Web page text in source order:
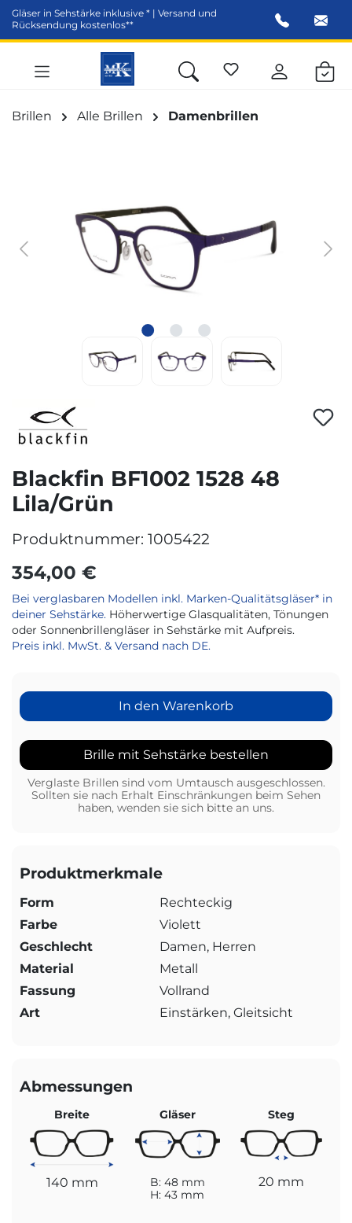
springen
Gläser in Sehstärke inklusive * | Versand und
Rücksendung kostenlos**
Brillen Alle Brillen Damenbrillen
Blackfin BF1002 1528 48
Lila/Grün
Produktnummer: 1005422
354,00 €
Bei verglasbaren Modellen inkl. Marken-Qualitätsgläser* in
deiner Sehstärke. Höherwertige Glasqualitäten, Tönungen
oder Sonnenbrillengläser in Sehstärke mit Aufpreis.
Preis inkl. MwSt. & Versand nach DE.
In den Warenkorb
Brille mit Sehstärke bestellen
Verglaste Brillen sind vom Umtausch ausgeschlossen.
Sollten sie nach Erhalt Einschränkungen beim Sehen
haben, wenden sie sich bitte an uns.
Produktmerkmale
Form
Rechteckig
Farbe
Violett
Geschlecht
Damen, Herren
Material
Metall
Fassung
Vollrand
Art
Einstärken, Gleitsicht
Abmessungen
Breite
140 mm
Gläser
B: 48 mm
H: 43 mm
Steg
20 mm